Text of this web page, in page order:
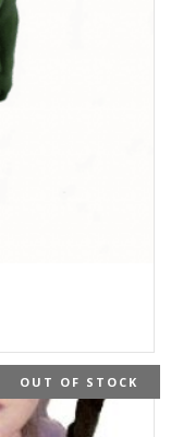
OUT OF STOCK